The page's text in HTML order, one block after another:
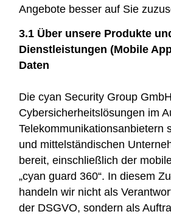
Angebote besser auf Sie
3.1 Über unsere Produkte
Dienstleistungen (Mobile
Daten
Die cyan Security Group
Cybersicherheitslösungen im
Telekommunikationsanbietern
und mittelständischen
bereit, einschließlich der
„cyan guard 360“. In diesem
handeln wir nicht als
der DSGVO, sondern als